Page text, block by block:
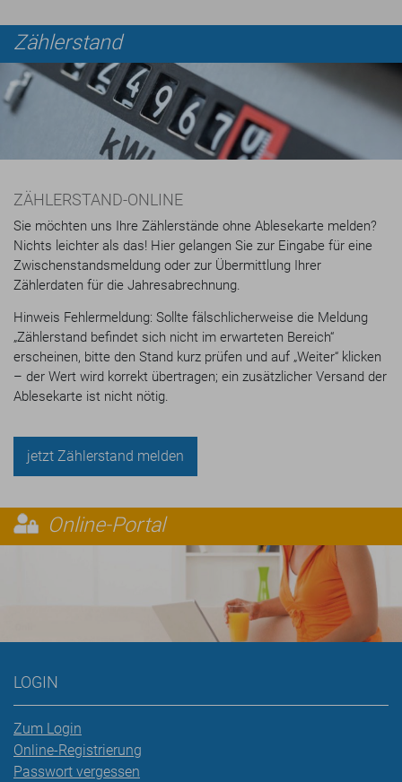
Zählerstand
ZÄHLERSTAND-ONLINE
Sie möchten uns Ihre Zählerstände ohne Ablesekarte melden?
Nichts leichter als das! Hier gelangen Sie zur Eingabe für eine
Zwischenstandsmeldung oder zur Übermittlung Ihrer
Zählerdaten für die Jahresabrechnung.
Hinweis Fehlermeldung: Sollte fälschlicherweise die Meldung
„Zählerstand befindet sich nicht im erwarteten Bereich“
erscheinen, bitte den Stand kurz prüfen und auf „Weiter“ klicken
– der Wert wird korrekt übertragen; ein zusätzlicher Versand der
Ablesekarte ist nicht nötig.
jetzt Zählerstand melden
Online-Portal
LOGIN
Zum Login
Online-Registrierung
Passwort vergessen